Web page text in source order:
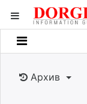
Мэдээллийн
Банк санхүү
Архив